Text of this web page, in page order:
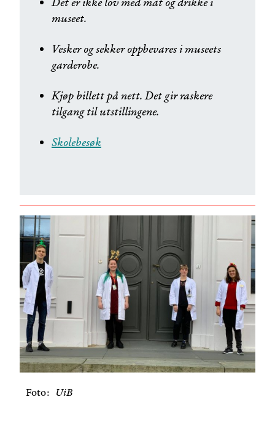
museet.
Vesker og sekker oppbevares i museets
garderobe.
Kjøp billett på nett. Det gir raskere
tilgang til utstillingene.
Skolebesøk
Foto UiB